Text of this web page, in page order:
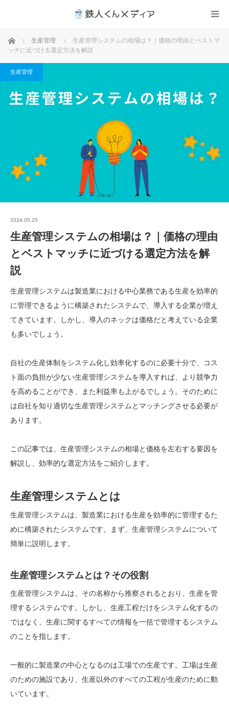
ホーム 生産管理
生産管理システムの相場は？｜価格の理由とベストマ
ッチに近づける選定方法を解説
生産管理
2024.05.25
生産管理システムの相場は？｜価格の理由
とベストマッチに近づける選定方法を解
説
生産管理システムは製造業における中心業務である生産を効率的
に管理できるように構築されたシステムで、導入する企業が増え
てきています。しかし、導入のネックは価格だと考えている企業
も多いでしょう。
自社の生産体制をシステム化し効率化するのに必要十分で、コス
ト面の負担が少ない生産管理システムを導入すれば、より競争力
を高めることができ、また利益率も上がるでしょう。そのために
は自社を知り適切な生産管理システムとマッチングさせる必要が
あります。
この記事では、生産管理システムの相場と価格を左右する要因を
解説し、効率的な選定方法をご紹介します。
生産管理システムとは
生産管理システムは、製造業における生産を効率的に管理するた
めに構築されたシステムです。まず、生産管理システムについて
簡単に説明します。
生産管理システムとは？その役割
生産管理システムは、その名称から推察されるとおり、生産を管
理するシステムです。しかし、生産工程だけをシステム化するの
ではなく、 生産に関するすべての情報を一括で管理するシステム
のことを指します。
一般的に製造業の中心となるのは工場での生産です。工場は生産
のための施設であり、生産以外のすべての工程が生産のために動
いています。